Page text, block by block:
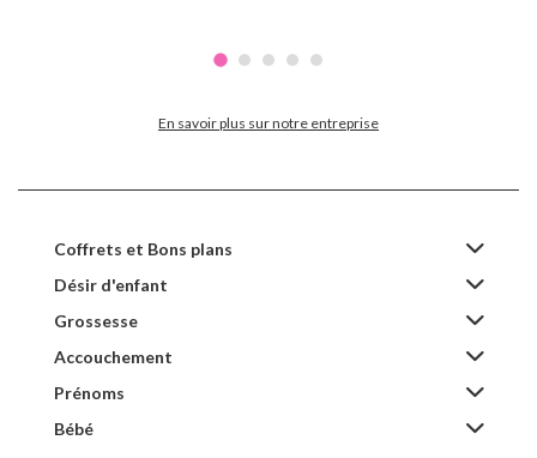
En savoir plus sur notre entreprise
Coffrets et Bons plans
Désir d'enfant
Grossesse
Accouchement
Prénoms
Bébé